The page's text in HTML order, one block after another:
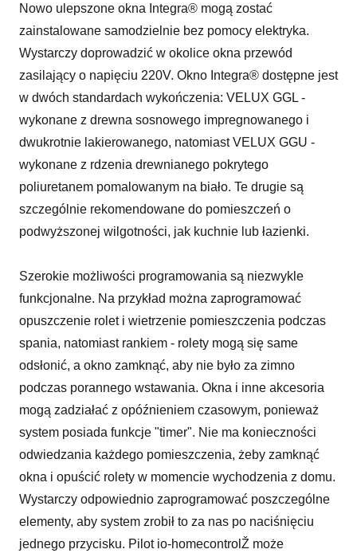
Nowo ulepszone okna Integra® mogą zostać
zainstalowane samodzielnie bez pomocy elektryka.
Wystarczy doprowadzić w okolice okna przewód
zasilający o napięciu 220V. Okno Integra® dostępne jest
w dwóch standardach wykończenia: VELUX GGL -
wykonane z drewna sosnowego impregnowanego i
dwukrotnie lakierowanego, natomiast VELUX GGU -
wykonane z rdzenia drewnianego pokrytego
poliuretanem pomalowanym na biało. Te drugie są
szczególnie rekomendowane do pomieszczeń o
podwyższonej wilgotności, jak kuchnie lub łazienki.
Szerokie możliwości programowania są niezwykle
funkcjonalne. Na przykład można zaprogramować
opuszczenie rolet i wietrzenie pomieszczenia podczas
spania, natomiast rankiem - rolety mogą się same
odsłonić, a okno zamknąć, aby nie było za zimno
podczas porannego wstawania. Okna i inne akcesoria
mogą zadziałać z opóźnieniem czasowym, ponieważ
system posiada funkcje "timer". Nie ma konieczności
odwiedzania każdego pomieszczenia, żeby zamknąć
okna i opuścić rolety w momencie wychodzenia z domu.
Wystarczy odpowiednio zaprogramować poszczególne
elementy, aby system zrobił to za nas po naciśnięciu
jednego przycisku. Pilot io-homecontrolŽ może